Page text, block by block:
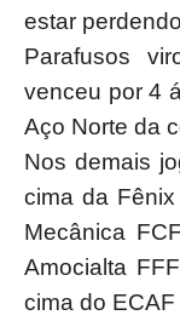
estar
Parafusos
venceu por 4
Aço Norte da
Nos demais
cima da
Mecânica
Amocialta
cima do ECAF